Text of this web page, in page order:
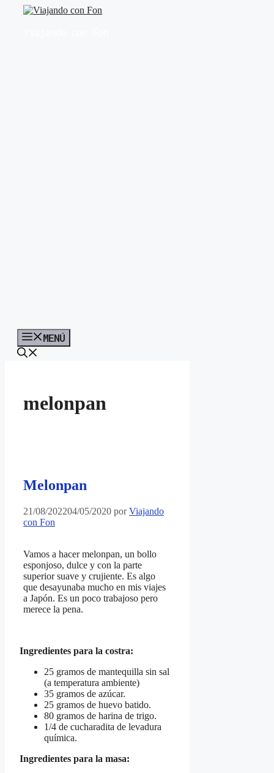
Saltar
MENÚ
melonpan
Melonpan
21/08/202204/05/2020 porViajando
con Fon
Vamos a hacer melonpan, un bollo
esponjoso, dulce y con la parte
superior suave y crujiente. Es algo
que desayunaba mucho en mis viajes
a Japón. Es un poco trabajoso pero
merece la pena.
Ingredientes para la costra:
25 gramos de mantequilla sin sal
(a temperatura ambiente)
35 gramos de azúcar.
25 gramos de huevo batido.
80 gramos de harina de trigo.
1/4 de cucharadita de levadura
química.
Ingredientes para la masa: